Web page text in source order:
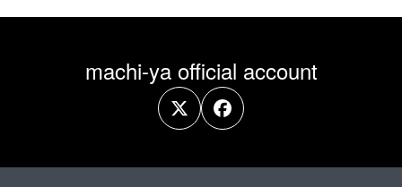
machi-ya official account